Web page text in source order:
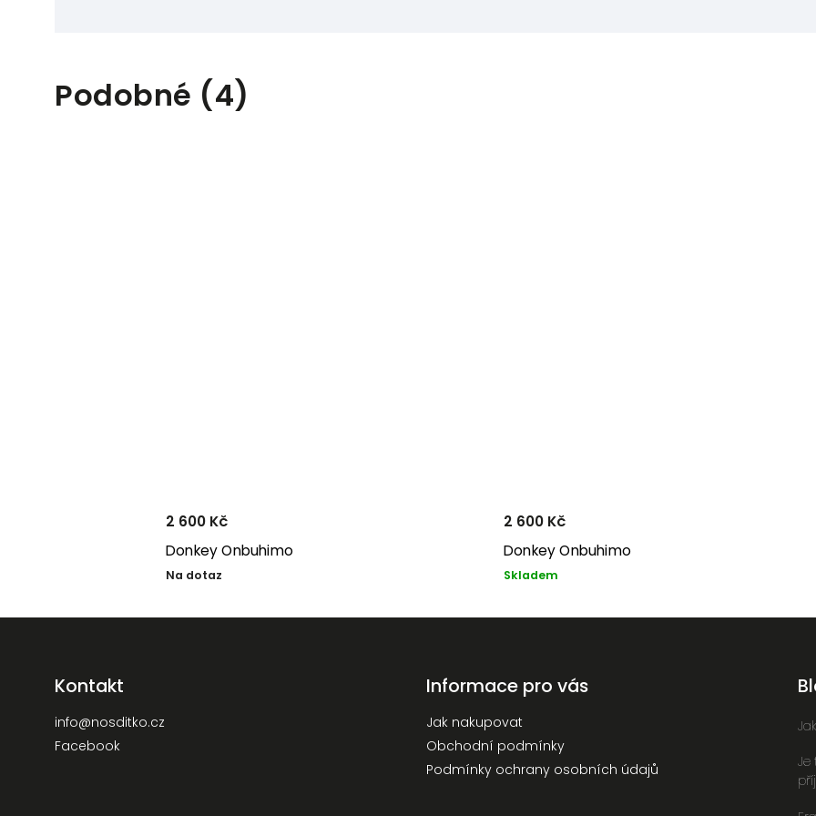
Podobné (4)
Donkey Onbuhimo
Na dotaz
2 600 Kč
Donkey Onbuhimo
Skladem
2 600 Kč
Kontakt
info@nosditko.cz
Facebook
Informace pro vás
Jak nakupovat
Obchodní podmínky
Podmínky ochrany osobních údajů
Je